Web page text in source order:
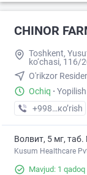
CHINOR
Toshkent,
ko‘chasi, 116/
O'rikzor
Ochiq ·
+998 (77)кo’rish
Волвит, 5 мг,
Kusum Healthcare
Mavjud: 1 qadoq